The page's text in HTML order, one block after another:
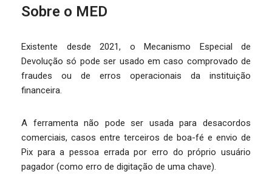
Sobre o MED
Existente desde 2021, o Mecanismo Especial de
Devolução só pode ser usado em caso comprovado de
fraudes ou de erros operacionais da instituição
financeira.
A ferramenta não pode ser usada para desacordos
comerciais, casos entre terceiros de boa-fé e envio de
Pix para a pessoa errada por erro do próprio usuário
pagador (como erro de digitação de uma chave).